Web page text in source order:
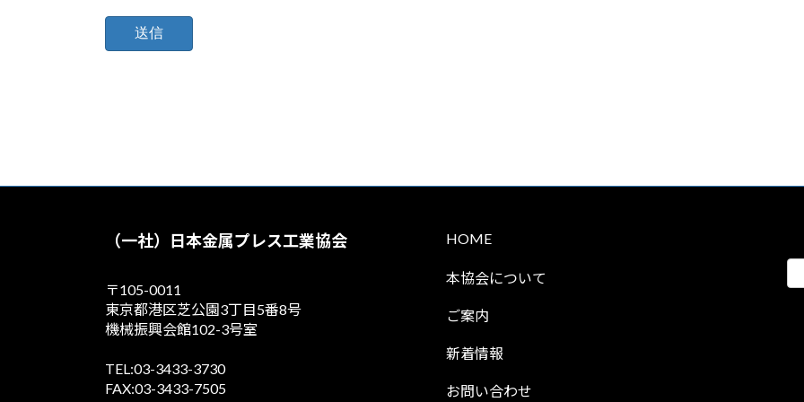
（一社）日本金属プレス工業協会
〒105-0011
東京都港区芝公園3丁目5番8号
機械振興会館102-3号室
TEL:03-3433-3730
FAX:03-3433-7505
HOME
本協会について
ご案内
新着情報
お問い合わせ